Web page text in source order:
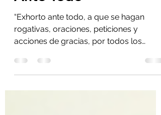
Ante Todo
“Exhorto ante todo, a que se hagan
acciones de gracias, por todos los
hombres.” -1 Timoteo 2:1